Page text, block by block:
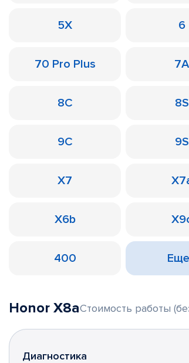
5X 6
70 Pro Plus 7A
8C 8S
9C 9S
X7
X6b
400
Honor X8aСтоимость работы
Диагностика